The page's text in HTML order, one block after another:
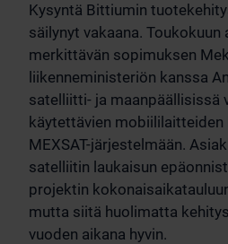
Kysyntä Bittiumin
säilynyt vakaana.
merkittävän sopimuksen
liikenneministeriön kanssa
satelliitti- ja maanpäällisissä
käytettävien
MEXSAT-järjestelmään.
satelliitin laukaisun
projektin
mutta siitä huolimatta
vuoden aikana hyvin.